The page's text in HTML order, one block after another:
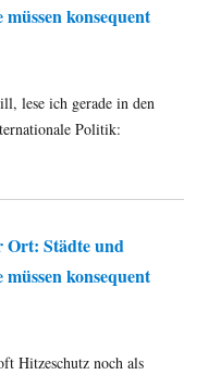
konsequent
lese ich gerade in den
Politik:
Ort: Städte und
konsequent
Hitzeschutz noch als